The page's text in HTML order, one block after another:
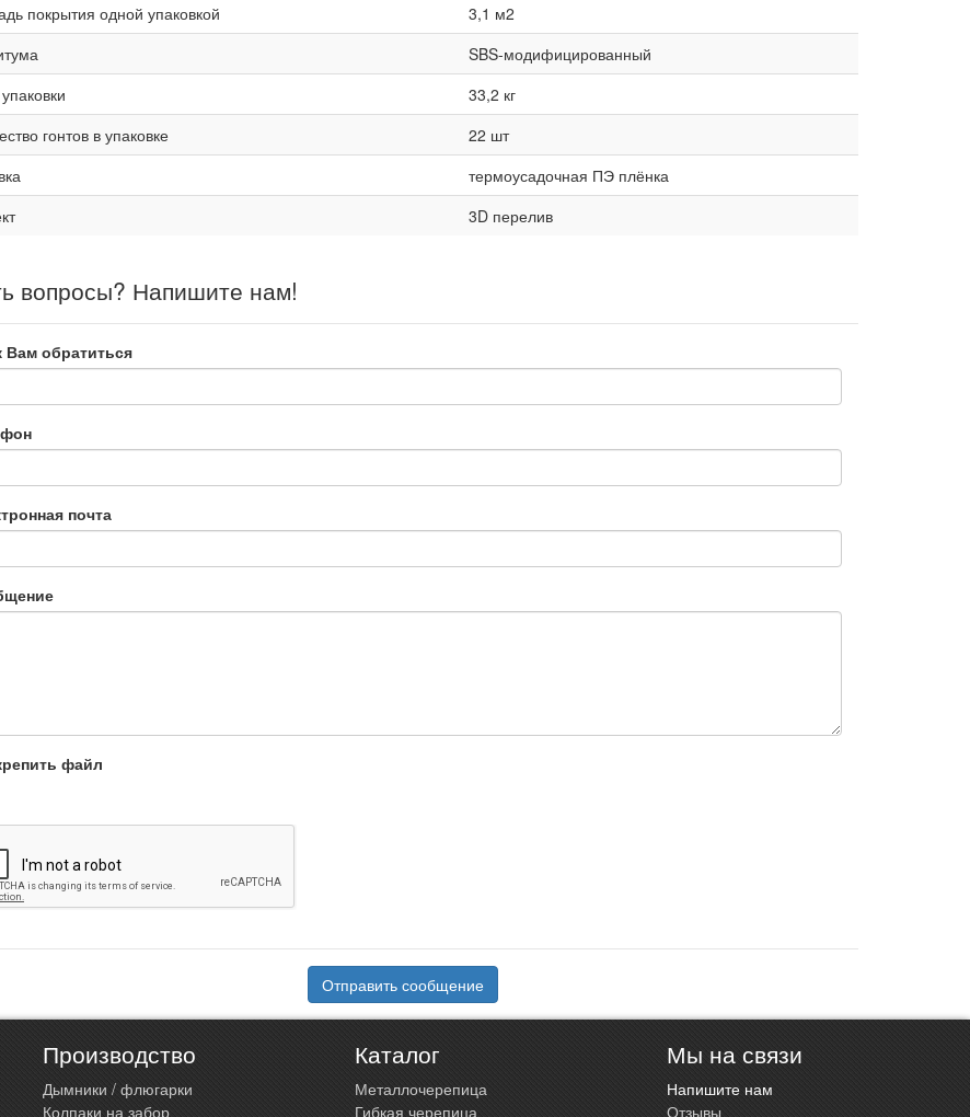
покрытия одной упаковкой
3,1 м2
SBS-модифицированный
33,2 кг
гонтов в упаковке
22 шт
термоусадочная ПЭ плёнка
3D перелив
вопросы? Напишите нам!
Вам обратиться
почта
файл
Отправить сообщение
Производство
Дымники / флюгарки
Колпаки на забор
Каталог
Металлочерепица
Гибкая черепица
Мы на связи
Напишите нам
Отзывы